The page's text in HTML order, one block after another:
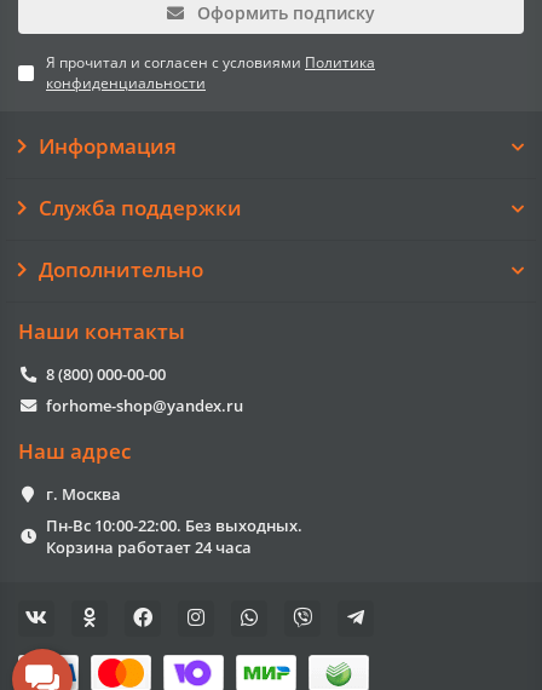
Оформить подписку
Я прочитал и согласен с условиями Политика
конфиденциальности
Информация
Служба поддержки
Дополнительно
Наши контакты
8 (800) 000-00-00
forhome-shop@yandex.ru
Наш адрес
г. Москва
Пн-Вс 10:00-22:00. Без выходных.
Корзина работает 24 часа